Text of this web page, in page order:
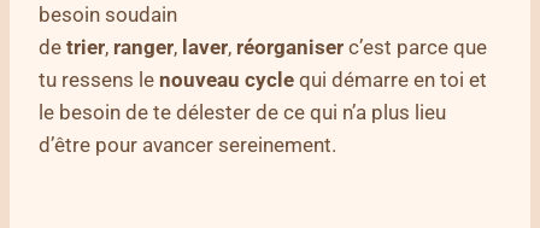
besoin soudain
de trier, ranger, laver, réorganiser c’est parce que
tu ressens le nouveau cycle qui démarre en toi et
le besoin de te délester de ce qui n’a plus lieu
d’être pour avancer sereinement.